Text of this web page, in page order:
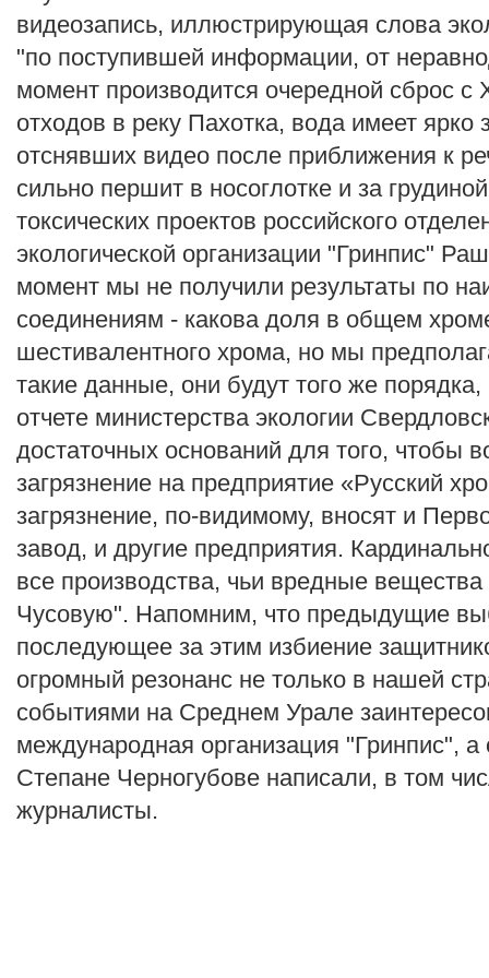
видеозапись, иллюстрирующая слова
"по поступившей информации, от
момент производится очередной сброс с
отходов в реку Пахотка, вода имеет
отснявших видео после приближения к
сильно першит в носоглотке и за
токсических проектов российского
экологической организации "Гринпис"
момент мы не получили результаты по
соединениям - какова доля в общем
шестивалентного хрома, но мы
такие данные, они будут того же
отчете министерства экологии
достаточных оснований для того, чтобы
загрязнение на предприятие «Русский
загрязнение, по-видимому, вносят и
завод, и другие предприятия.
все производства, чьи вредные
Чусовую". Напомним, что предыдущие
последующее за этим избиение
огромный резонанс не только в нашей
событиями на Среднем Урале
международная организация "Гринпис",
Степане Черногубове написали, в том
журналисты.